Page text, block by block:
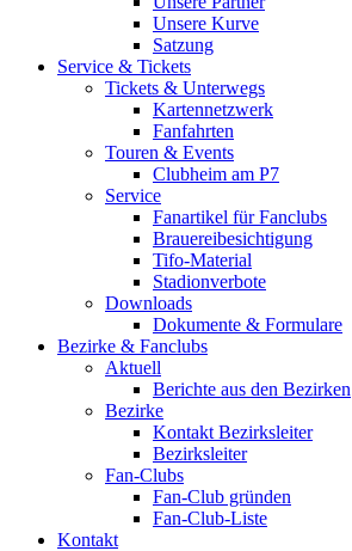
Unsere Kurve
Satzung
Service & Tickets
Tickets & Unterwegs
Kartennetzwerk
Fanfahrten
Touren & Events
Clubheim am P7
Service
Fanartikel für Fanclubs
Brauereibesichtigung
Tifo-Material
Stadionverbote
Downloads
Dokumente & Formulare
Bezirke & Fanclubs
Aktuell
Berichte aus den Bezirken
Bezirke
Kontakt Bezirksleiter
Bezirksleiter
Fan-Clubs
Fan-Club gründen
Fan-Club-Liste
Kontakt